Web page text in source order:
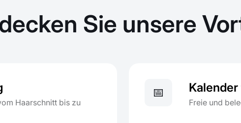
Sie unsere
Haarschnitt bis zu
📅
Freie und